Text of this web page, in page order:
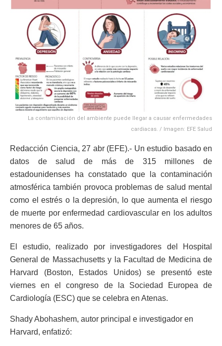
La contaminación del ambiente puede llegar a causar enfermedades
cardiacas. / Imagen: EFE Salud
Redacción Ciencia, 27 abr (EFE).- Un estudio basado en
datos de salud de más de 315 millones de
estadounidenses ha constatado que la contaminación
atmosférica también provoca problemas de salud mental
como el estrés o la depresión, lo que aumenta el riesgo
de muerte por enfermedad cardiovascular en los adultos
menores de 65 años.
El estudio, realizado por investigadores del Hospital
General de Massachusetts y la Facultad de Medicina de
Harvard (Boston, Estados Unidos) se presentó este
viernes en el congreso de la Sociedad Europea de
Cardiología (ESC) que se celebra en Atenas.
Shady Abohashem, autor principal e investigador en
Harvard, enfatizó: